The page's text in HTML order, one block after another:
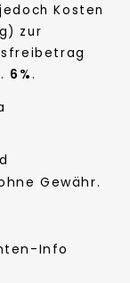
Kosten
zur
6%.
Gewähr.
Info